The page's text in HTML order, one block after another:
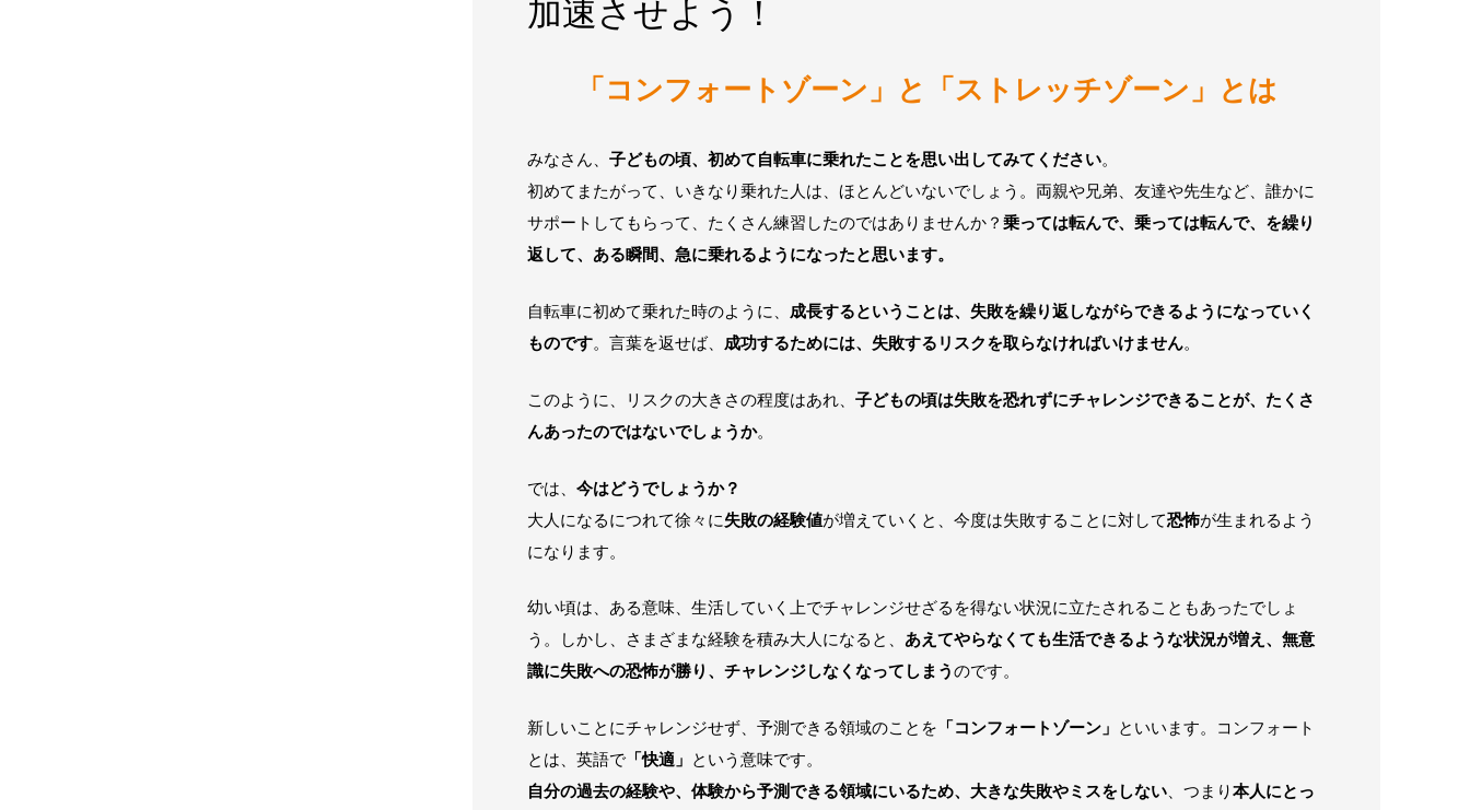
加速させよう！
「コンフォートゾーン」と「ストレッチゾーン」とは
みなさん、子どもの頃、初めて自転車に乗れたことを思い出してみてください。
初めてまたがって、いきなり乗れた人は、ほとんどいないでしょう。両親や兄弟、友達や先生など、誰かに
サポートしてもらって、たくさん練習したのではありませんか？乗っては転んで、乗っては転んで、を繰り
返して、ある瞬間、急に乗れるようになったと思います。
自転車に初めて乗れた時のように、 成長するということは、失敗を繰り返しながらできるようになっていく
ものです。言葉を返せば、 成功するためには、失敗するリスクを取らなければいけません。
このように、リスクの大きさの程度はあれ、子どもの頃は失敗を恐れずにチャレンジできることが、たくさ
んあったのではないでしょうか。
では、今はどうでしょうか？
大人になるにつれて徐々に失敗の経験値が増えていくと、今度は失敗することに対して恐怖が生まれるよう
になります。
幼い頃は、ある意味、生活していく上でチャレンジせざるを得ない状況に立たされることもあったでしょ
う。しかし、さまざまな経験を積み大人になると、あえてやらなくても生活できるような状況が増え、無意
識に失敗への恐怖が勝り、チャレンジしなくなってしまうのです。
新しいことにチャレンジせず、予測できる領域のことを 「コンフォートゾーン」 といいます。コンフォート
とは、英語で 「快適」 という意味です。
自分の過去の経験や、体験から予測できる領域にいるため、大きな失敗やミスをしない、つまり本人にとっ